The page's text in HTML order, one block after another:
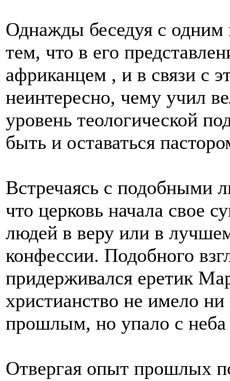
Однажды беседуя с одним
тем, что в его
африканцем , и в связи с
неинтересно, чему учил
уровень теологической
быть и оставаться
Встречаясь с подобными
что церковь начала свое
людей в веру или в
конфессии. Подобного
придерживался еретик
христианство не имело
прошлым, но упало с неба
Отвергая опыт прошлых